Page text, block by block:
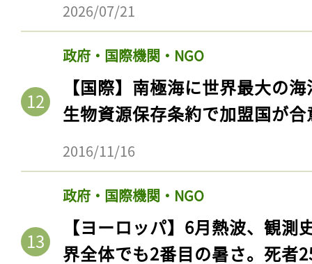
2026/07/21
政府・国際機関・NGO
【国際】南極海に世界最大の
生物資源保存条約で加盟国が合
2016/11/16
政府・国際機関・NGO
【ヨーロッパ】6月熱波、観
界全体でも2番目の暑さ。死者
会員登録